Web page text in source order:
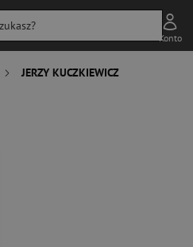
Konto
JERZY KUCZKIEWICZ